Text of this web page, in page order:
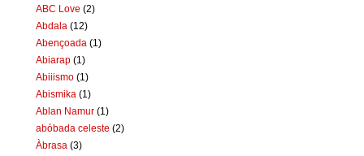
ABC Love (2)
Abdala (12)
Abençoada (1)
Abiarap (1)
Abiiismo (1)
Abismika (1)
Ablan Namur (1)
abóbada celeste (2)
Àbrasa (3)